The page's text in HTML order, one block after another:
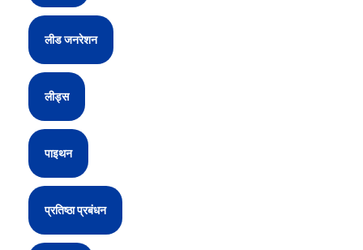
लीड जनरेशन
लीड्स
पाइथन
प्रतिष्ठा प्रबंधन